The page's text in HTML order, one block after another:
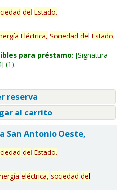
del Estado.
Eléctrica, Sociedad del Estado,
para préstamo: Signatura
(1).
reserva
al carrito
San Antonio Oeste,
del Estado.
eléctrica, sociedad del